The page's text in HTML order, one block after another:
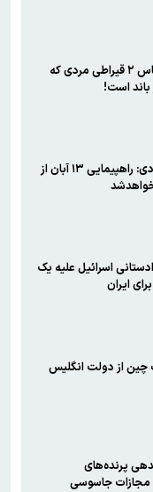
چشم مصنوعی با الماس ۲ قیراطی مردی که
است!
حجت الاسلام محمودی: راهپیمایی ۱۳ آبان از
اسرائیل علیه یک
ایران
از دولت انگلیس
پرنده‌های
مجازات جاسوسی